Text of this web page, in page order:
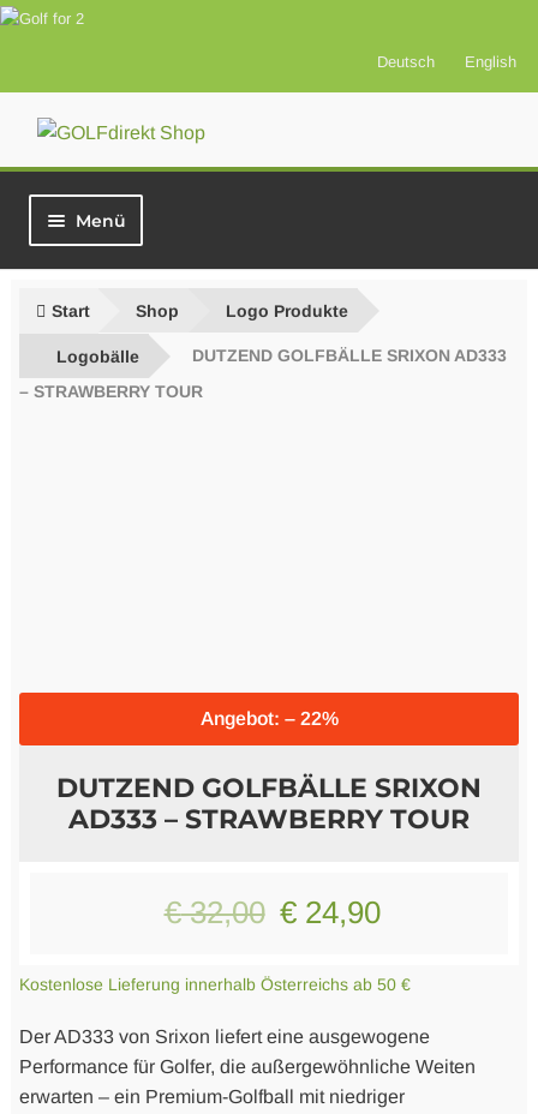
Deutsch English
Navigation
springen
Inhalt
springen
Menü
Vorteilsprodukte
Start Shop Logo Produkte
Logobälle
DUTZEND GOLFBÄLLE SRIXON AD333
– STRAWBERRY TOUR
Angebot: – 22%
DUTZEND GOLFBÄLLE SRIXON
AD333 – STRAWBERRY TOUR
€32,00 Ursprünglicher
€ 32,00
€24,90Aktueller
€ 24,90.
Kostenlose Lieferung innerhalb Österreichs ab 50 €
Der AD333 von Srixon liefert eine ausgewogene
Performance für Golfer, die außergewöhnliche Weiten
erwarten – ein Premium-Golfball mit niedriger